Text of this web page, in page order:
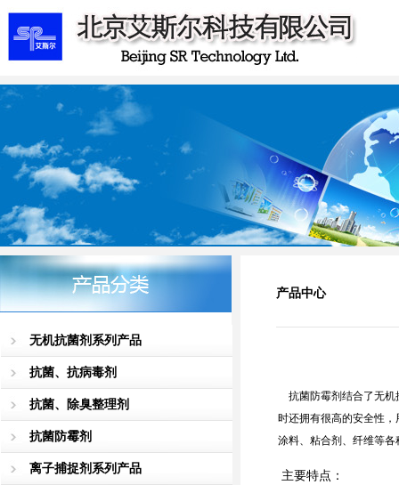
无机抗菌剂系列产品
抗菌、抗病毒剂
抗菌、除臭整理剂
抗菌防霉剂
离子捕捉剂系列产品
产品中心
抗菌防霉剂结合了无
时还拥有很高的安全性
涂料、粘合剂、纤维等各
主要特点：